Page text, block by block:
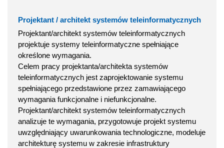
Projektant / architekt systemów teleinformatycznych
Projektant/architekt systemów teleinformatycznych
projektuje systemy teleinformatyczne spełniające
określone wymagania.
Celem pracy projektanta/architekta systemów
teleinformatycznych jest zaprojektowanie systemu
spełniającego przedstawione przez zamawiającego
wymagania funkcjonalne i niefunkcjonalne.
Projektant/architekt systemów teleinformatycznych
analizuje te wymagania, przygotowuje projekt systemu
uwzględniający uwarunkowania technologiczne, modeluje
architekturę systemu w zakresie infrastruktury